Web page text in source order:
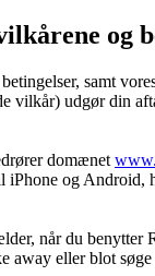
og
samt
vilkår) udgør din
domænet
iPhone og Android,
når du benytter
away eller blot